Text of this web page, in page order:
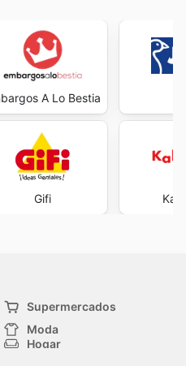
A Lo Bestia
Gifi
Supermercados
Moda
Hogar